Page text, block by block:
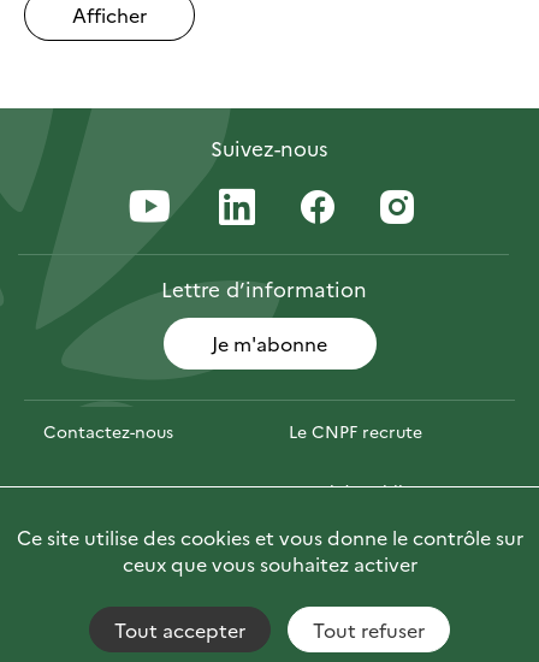
Afficher
Suivez-nous
Lettred’information
Je m'abonne
Contactez-nous Le CNPF recrute
Espace presse Marchés publics
PhotoFor Briefly in English
Accessibilité : non conforme Fils RSS
Ce site utilise des cookies et vous donne le contrôle sur
ceux que vous souhaitez activer
Tout accepter Tout refuser